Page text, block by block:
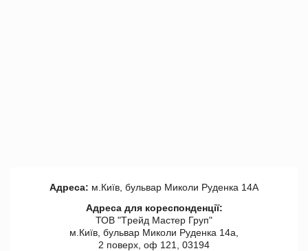
Адреса: м.Київ, бульвар Миколи Руденка 14А
Адреса для кореспонденції:
ТОВ "Tрейд Мастер Груп"
м.Київ, бульвар Миколи Руденка 14а,
2 поверх, оф 121, 03194